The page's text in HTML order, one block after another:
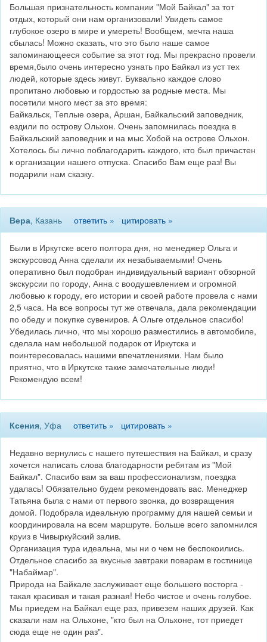
Большая признательность компании "Мой Байкал" за тот
отдых, который они нам организовали! Увидеть самое
глубокое озеро в мире и умереть! Вообщем, мечта наша
сбылась! Можно сказать, что это было наше самое
запоминающееся событие за этот год. Мы прекрасно провели
время,было очень интересно узнать про Байкал из уст тех
людей, которые здесь живут. Буквально каждое слово
пропитано любовью и гордостью за родные места. Мы
посетили много мест за это время:
Байкальск, Теплые озера, Аршан, Байкальский заповедник,
ездили по острову Ольхон. Очень запомнилась поездка в
Байкальский заповедник и на мыс Хобой на острове Ольхон.
Хотелось бы лично поблагодарить каждого, кто был причастен
к организации нашего отпуска. Спасибо Вам еще раз! Вы
подарили нам сказку.
Вера, Казань ответить » цитировать »
Были в Иркутске всего полтора дня, но менеджер Ольга и
экскурсовод Анна сделали их незабываемыми! Очень
оперативно был подобран индивидуальный вариант обзорной
экскурсии по городу, Анна с воодушевлением и огромной
любовью к городу, его истории и своей работе провела с нами
2,5 часа. На все вопросы тут же отвечала, дала рекомендации
по обеду и покупке сувениров. А Ольге отдельное спасибо!
Убедилась лично, что мы хорошо разместились в автомобиле,
сделала нам небольшой подарок от Иркутска и
поинтересовалась нашими впечатлениями. Нам было
приятно, что в Иркутске такие замечательные люди!
Рекомендую всем!
Ксения, Уфа ответить » цитировать »
Недавно вернулись с нашего путешествия на Байкал, и сразу
хочется написать слова благодарности ребятам из "Мой
Байкал". Спасибо вам за ваш профессионализм, поездка
удалась! Обязательно будем рекомендовать вас. Менеджер
Татьяна была с нами от первого звонка, до возвращения
домой. Подобрала идеальную программу для нашей семьи и
координировала на всем маршруте. Больше всего запомнился
круиз в Чивыркуйский залив.
Организация тура идеальна, мы ни о чем не беспокоились.
Отдельное спасибо за вкусные завтраки поварам в гостинице
"Набаймар".
Природа на Байкале заслуживает еще большего восторга -
такая красивая и такая разная! Небо чистое и очень голубое.
Мы приедем на Байкал еще раз, привезем наших друзей. Как
сказали нам на Ольхоне, "кто был на Ольхоне, тот приедет
сюда еще не один раз".